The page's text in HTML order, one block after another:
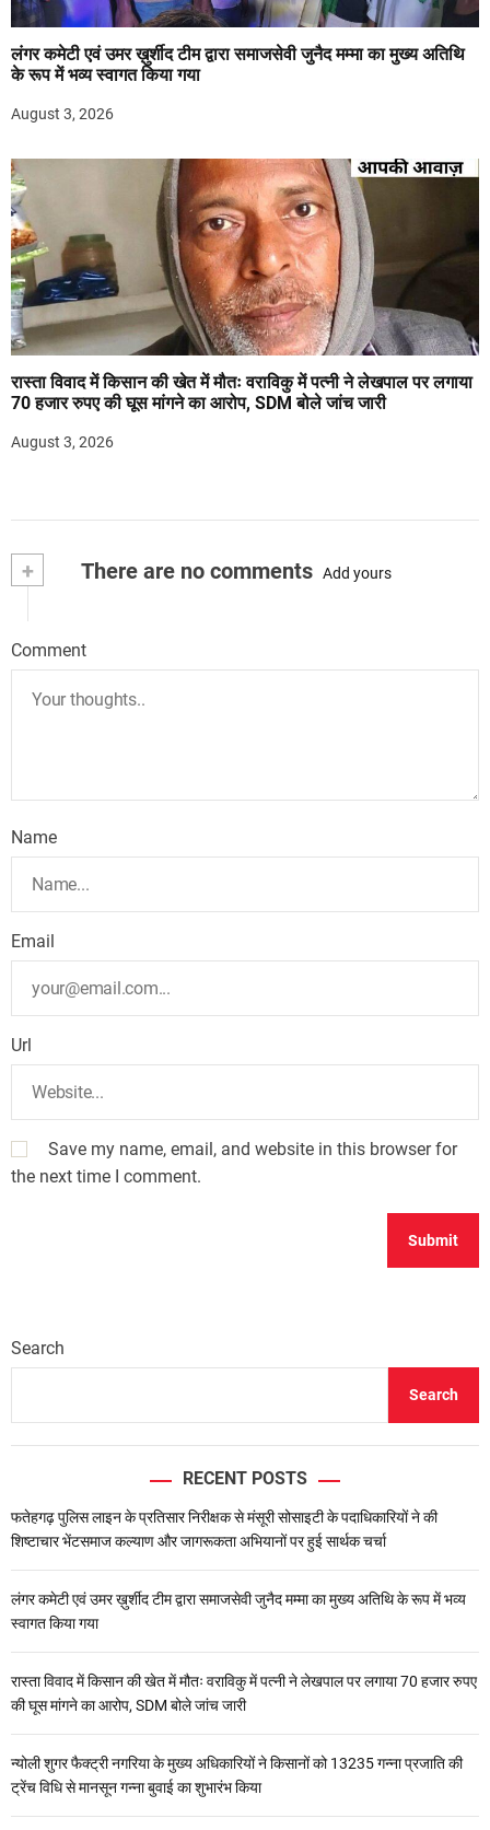
लंगर कमेटी एवं उमर ख़ुर्शीद टीम द्वारा समाजसेवी जुनैद मम्मा का मुख्य अतिथि
के रूप में भव्य स्वागत किया गया
August 3, 2026
रास्ता विवाद में किसान की खेत में मौतः वराविकु में पत्नी ने लेखपाल पर लगाया
70 हजार रुपए की घूस मांगने का आरोप, SDM बोले जांच जारी
August 3, 2026
+ There are no comments Add yours
Comment
Name
Email
Url
Save my name, email, and website in this browser for
the next time I comment.
Search
Search
RECENT POSTS
फतेहगढ़ पुलिस लाइन के प्रतिसार निरीक्षक से मंसूरी सोसाइटी के पदाधिकारियों ने की
शिष्टाचार भेंटसमाज कल्याण और जागरूकता अभियानों पर हुई सार्थक चर्चा
लंगर कमेटी एवं उमर ख़ुर्शीद टीम द्वारा समाजसेवी जुनैद मम्मा का मुख्य अतिथि के रूप में भव्य
स्वागत किया गया
रास्ता विवाद में किसान की खेत में मौतः वराविकु में पत्नी ने लेखपाल पर लगाया 70 हजार रुपए
की घूस मांगने का आरोप, SDM बोले जांच जारी
न्योली शुगर फैक्ट्री नगरिया के मुख्य अधिकारियों ने किसानों को 13235 गन्ना प्रजाति की
ट्रेंच विधि से मानसून गन्ना बुवाई का शुभारंभ किया